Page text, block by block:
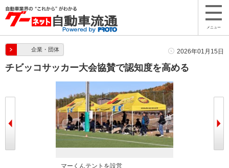
メニュー
企業・団体 2026年01月15日
チビッコサッカー大会協賛で認知度を高める
マーくんテントを設営